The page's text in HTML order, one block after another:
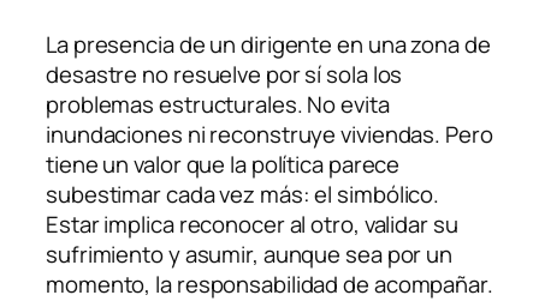
La presencia de un dirigente en una zona de
desastre no resuelve por sí sola los
problemas estructurales. No evita
inundaciones ni reconstruye viviendas. Pero
tiene un valor que la política parece
subestimar cada vez más: el simbólico.
Estar implica reconocer al otro, validar su
sufrimiento y asumir, aunque sea por un
momento, la responsabilidad de acompañar.